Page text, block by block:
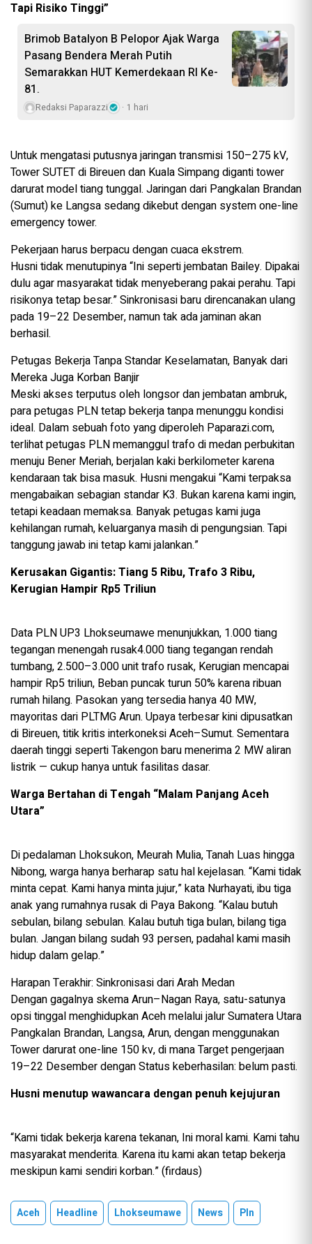
Tapi Risiko Tinggi”
Brimob Batalyon B Pelopor Ajak Warga
Pasang Bendera Merah Putih
Semarakkan HUT Kemerdekaan RI Ke-
81.
Redaksi Paparazzi 1 hari
Untuk mengatasi putusnya jaringan transmisi 150–275 kV,
Tower SUTET di Bireuen dan Kuala Simpang diganti tower
darurat model tiang tunggal. Jaringan dari Pangkalan Brandan
(Sumut) ke Langsa sedang dikebut dengan system one-line
emergency tower.
Pekerjaan harus berpacu dengan cuaca ekstrem.
Husni tidak menutupinya “Ini seperti jembatan Bailey. Dipakai
dulu agar masyarakat tidak menyeberang pakai perahu. Tapi
risikonya tetap besar.” Sinkronisasi baru direncanakan ulang
pada 19–22 Desember, namun tak ada jaminan akan
berhasil.
Petugas Bekerja Tanpa Standar Keselamatan, Banyak dari
Mereka Juga Korban Banjir
Meski akses terputus oleh longsor dan jembatan ambruk,
para petugas PLN tetap bekerja tanpa menunggu kondisi
ideal. Dalam sebuah foto yang diperoleh Paparazi.com,
terlihat petugas PLN memanggul trafo di medan perbukitan
menuju Bener Meriah, berjalan kaki berkilometer karena
kendaraan tak bisa masuk. Husni mengakui “Kami terpaksa
mengabaikan sebagian standar K3. Bukan karena kami ingin,
tetapi keadaan memaksa. Banyak petugas kami juga
kehilangan rumah, keluarganya masih di pengungsian. Tapi
tanggung jawab ini tetap kami jalankan.”
Kerusakan Gigantis: Tiang 5 Ribu, Trafo 3 Ribu,
Kerugian Hampir Rp5 Triliun
Data PLN UP3 Lhokseumawe menunjukkan, 1.000 tiang
tegangan menengah rusak4.000 tiang tegangan rendah
tumbang, 2.500–3.000 unit trafo rusak, Kerugian mencapai
hampir Rp5 triliun, Beban puncak turun 50% karena ribuan
rumah hilang. Pasokan yang tersedia hanya 40 MW,
mayoritas dari PLTMG Arun. Upaya terbesar kini dipusatkan
di Bireuen, titik kritis interkoneksi Aceh–Sumut. Sementara
daerah tinggi seperti Takengon baru menerima 2 MW aliran
listrik — cukup hanya untuk fasilitas dasar.
Warga Bertahan di Tengah “Malam Panjang Aceh
Utara”
Di pedalaman Lhoksukon, Meurah Mulia, Tanah Luas hingga
Nibong, warga hanya berharap satu hal kejelasan. “Kami tidak
minta cepat. Kami hanya minta jujur,” kata Nurhayati, ibu tiga
anak yang rumahnya rusak di Paya Bakong. “Kalau butuh
sebulan, bilang sebulan. Kalau butuh tiga bulan, bilang tiga
bulan. Jangan bilang sudah 93 persen, padahal kami masih
hidup dalam gelap.”
Harapan Terakhir: Sinkronisasi dari Arah Medan
Dengan gagalnya skema Arun–Nagan Raya, satu-satunya
opsi tinggal menghidupkan Aceh melalui jalur Sumatera Utara
Pangkalan Brandan, Langsa, Arun, dengan menggunakan
Tower darurat one-line 150 kv, di mana Target pengerjaan
19–22 Desember dengan Status keberhasilan: belum pasti.
Husni menutup wawancara dengan penuh kejujuran
“Kami tidak bekerja karena tekanan, Ini moral kami. Kami tahu
masyarakat menderita. Karena itu kami akan tetap bekerja
meskipun kami sendiri korban.” (firdaus)
Aceh Headline Lhokseumawe News Pln